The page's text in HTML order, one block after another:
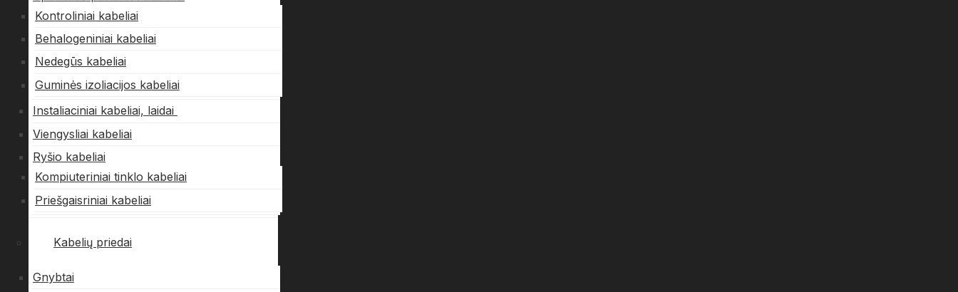
Kontroliniai kabeliai
Behalogeniniai kabeliai
Nedegūs kabeliai
Guminės izoliacijos kabeliai
Instaliaciniai kabeliai, laidai
Viengysliai kabeliai
Ryšio kabeliai
Kompiuteriniai tinklo kabeliai
Priešgaisriniai kabeliai
Kabelių priedai
Gnybtai